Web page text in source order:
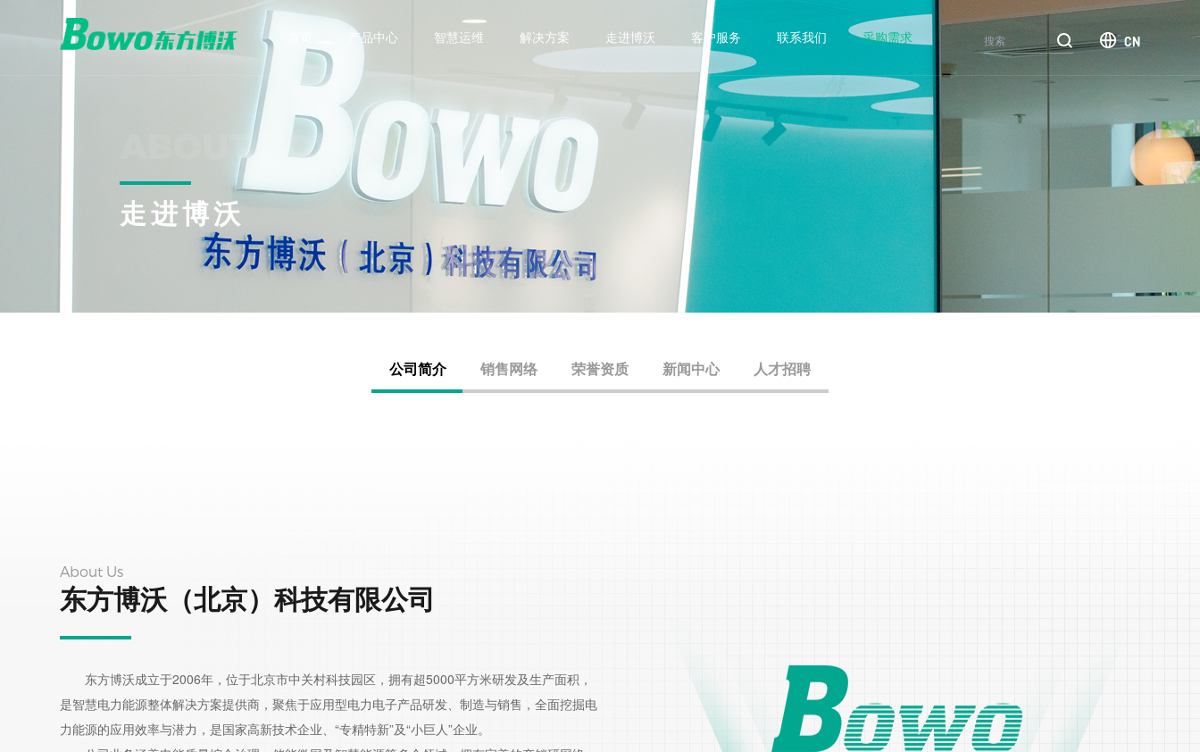
产品中心 智慧运维 解决方案 走进博沃 客户服务 联系我们 采购需求 CN
汽车
钢铁冶金 石油化工 市政 电网
水处理 制造 轨道交通 煤炭
统一电能质量调节器 UPQC
智能柔性降损调压装置 UPQC
调压型高压自动补偿装置 VKC
其他电能质量产品
储能变流器 PCS
能源路由器 Erouter
变频器配套无源器件
BEM系列智能电力采集监控终端
LC补偿单元 DF-DTC DF-DTL
电容器投切装置
公司简介 销售网络 荣誉资质 新闻中心
技术支持 下载中心 调试服务 常见问题
ABOUT BOWO
走进博沃
公司简介 销售网络 荣誉资质 新闻中心 人才招聘
About Us
东方博沃（北京）科技有限公司
东方博沃成立于2006年，位于北京市中关村科技园区，拥有超5000平方米研发及生产面积，
是智慧电力能源整体解决方案提供商，聚焦于应用型电力电子产品研发、制造与销售，全面挖掘电
力能源的应用效率与潜力，是国家高新技术企业、“专精特新”及“小巨人”企业。